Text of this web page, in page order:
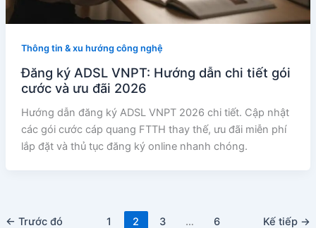
Thông tin & xu hướng công nghệ
Đăng ký ADSL VNPT: Hướng dẫn chi tiết gói
cước và ưu đãi 2026
Hướng dẫn đăng ký ADSL VNPT 2026 chi tiết. Cập nhật
các gói cước cáp quang FTTH thay thế, ưu đãi miễn phí
lắp đặt và thủ tục đăng ký online nhanh chóng.
← Trước đó 1 2 3 … 6 Kế tiếp →